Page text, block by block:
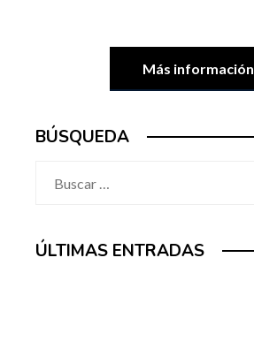
Más información
BÚSQUEDA
ÚLTIMAS ENTRADAS